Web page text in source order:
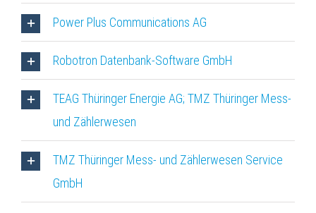
Power Plus Communications AG
Robotron Datenbank-Software GmbH
TEAG Thüringer Energie AG; TMZ Thüringer Mess-
und Zählerwesen
TMZ Thüringer Mess- und Zählerwesen Service
GmbH